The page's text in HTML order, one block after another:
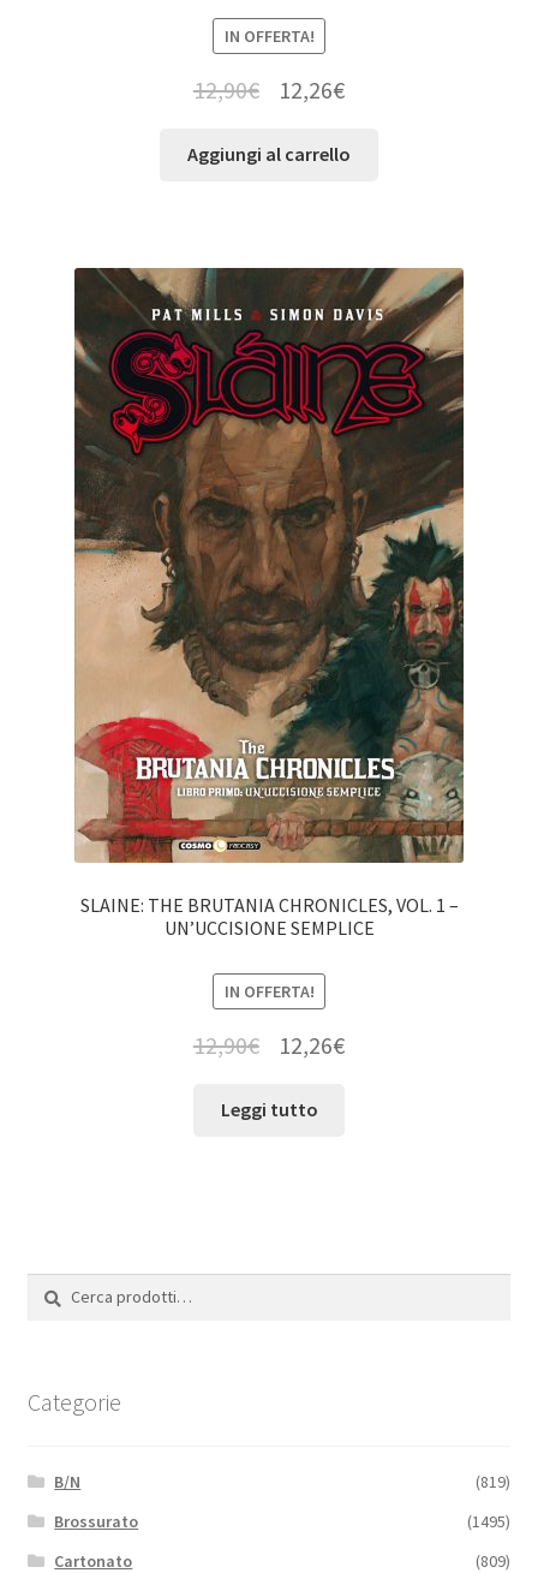
IN OFFERTA!
12,90€ 12,26€
Aggiungi al carrello
SLAINE: THE BRUTANIA CHRONICLES, VOL. 1 –
UN’UCCISIONE SEMPLICE
IN OFFERTA!
12,90€ 12,26€
Leggi tutto
Cerca:
Cerca
Categorie
B/N
(819)
Brossurato
(1495)
Cartonato
(809)